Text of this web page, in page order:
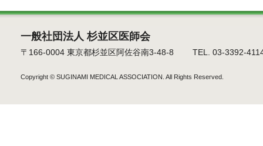
一般社団法人 杉並区医師会
〒166-0004 東京都杉並区阿佐谷南3-48-8 TEL. 03-3392-
Copyright © SUGINAMI MEDICAL ASSOCIATION. All Rights Reserved.